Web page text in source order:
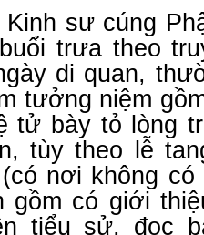
Kinh sư cúng
trưa theo
di quan,
tưởng niệm
tử bày tỏ lòng
tùy theo lễ
nơi không có
gồm có giới
tiểu sử, đọc